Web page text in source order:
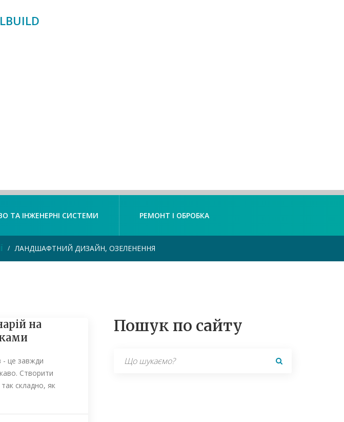
ТА ІНЖЕНЕРНІ СИСТЕМИ РЕМОНТ І ОБРОБКА
ЛАНДШАФТНИЙ ДИЗАЙН, ОЗЕЛЕНЕННЯ
на
- це завжди
Створити
так складно, як
Пошук по сайту
Search